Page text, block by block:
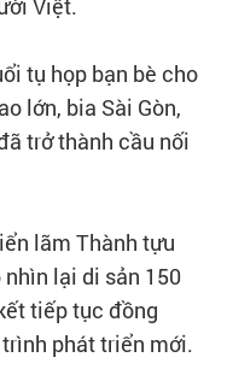
Việt.
tụ họp bạn bè cho
lớn, bia Sài Gòn,
trở thành cầu nối
lãm Thành tựu
lại di sản 150
tiếp tục đồng
phát triển mới.